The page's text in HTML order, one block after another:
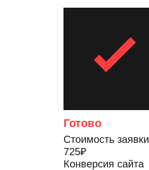
Готово
Стоимость заявки
725₽
Конверсия сайта